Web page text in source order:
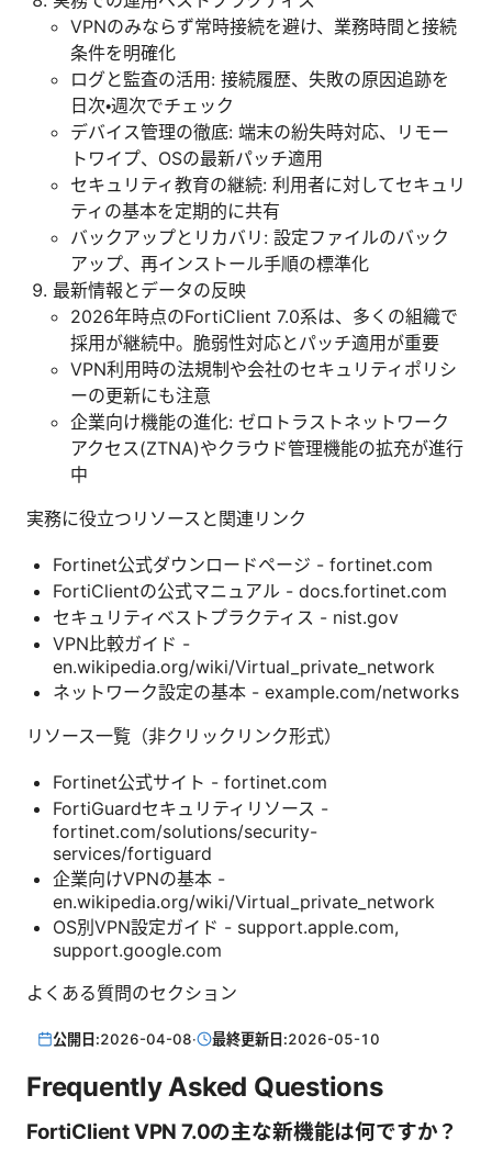
VPNのみならず常時接続を避け、業務時間と接続
条件を明確化
ログと監査の活用: 接続履歴、失敗の原因追跡を
日次・週次でチェック
デバイス管理の徹底: 端末の紛失時対応、リモー
トワイプ、OSの最新パッチ適用
セキュリティ教育の継続: 利用者に対してセキュリ
ティの基本を定期的に共有
バックアップとリカバリ: 設定ファイルのバック
アップ、再インストール手順の標準化
最新情報とデータの反映
2026年時点のFortiClient 7.0系は、多くの組織で
採用が継続中。脆弱性対応とパッチ適用が重要
VPN利用時の法規制や会社のセキュリティポリシ
ーの更新にも注意
企業向け機能の進化: ゼロトラストネットワーク
アクセス(ZTNA)やクラウド管理機能の拡充が進行
中
実務に役立つリソースと関連リンク
Fortinet公式ダウンロードページ - fortinet.com
FortiClientの公式マニュアル - docs.fortinet.com
セキュリティベストプラクティス - nist.gov
VPN比較ガイド -
en.wikipedia.org/wiki/Virtual_private_network
ネットワーク設定の基本 - example.com/networks
リソース一覧（非クリックリンク形式）
Fortinet公式サイト - fortinet.com
FortiGuardセキュリティリソース -
fortinet.com/solutions/security-
services/fortiguard
企業向けVPNの基本 -
en.wikipedia.org/wiki/Virtual_private_network
OS別VPN設定ガイド - support.apple.com,
support.google.com
よくある質問のセクション
公開日:2026-04-08· 最終更新日:2026-05-10
Frequently Asked Questions
FortiClient VPN 7.0の主な新機能は何ですか？